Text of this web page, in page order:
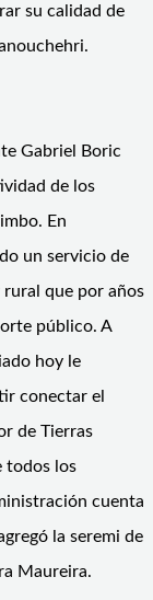
su calidad de
Gabriel Boric
de los
En
un servicio de
que por años
público. A
hoy le
conectar el
de Tierras
todos los
cuenta
la seremi de
Maureira.